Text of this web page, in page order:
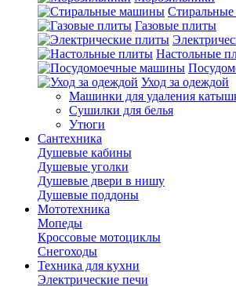
Газовые плиты
Настольные
Уход за одеждой
Машинки для удаления
Сушилки для белья
Утюги
Сантехника
Душевые кабины
Душевые уголки
Душевые двери в нишу
Душевые поддоны
Мототехника
Мопеды
Кроссовые мотоциклы
Снегоходы
Техника для кухни
Электрические печи